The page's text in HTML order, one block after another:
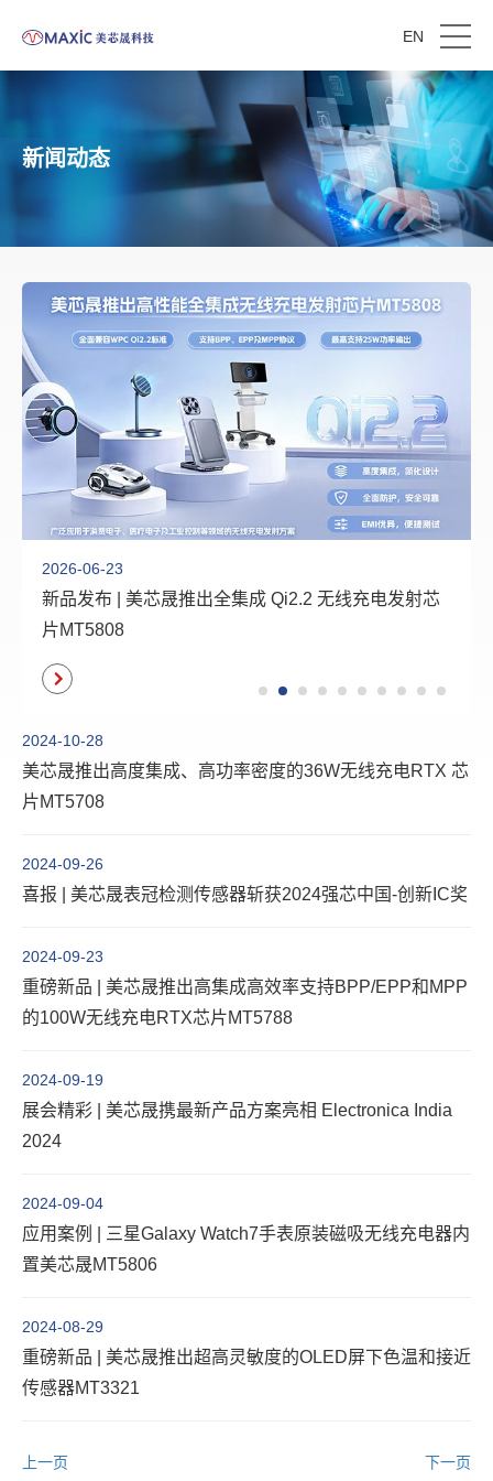
EN
新闻动态
2026-06-23
新品发布 | 美芯晟推出全集成 Qi2.2 无线充电发射芯
片MT5808
2024-10-28
美芯晟推出高度集成、高功率密度的36W无线充电RTX 芯
片MT5708
2024-09-26
喜报 | 美芯晟表冠检测传感器斩获2024强芯中国-创新IC奖
2024-09-23
重磅新品 | 美芯晟推出高集成高效率支持BPP/EPP和MPP
的100W无线充电RTX芯片MT5788
2024-09-19
展会精彩 | 美芯晟携最新产品方案亮相 Electronica India
2024
2024-09-04
应用案例 | 三星Galaxy Watch7手表原装磁吸无线充电器内
置美芯晟MT5806
2024-08-29
重磅新品 | 美芯晟推出超高灵敏度的OLED屏下色温和接近
传感器MT3321
上一页 下一页